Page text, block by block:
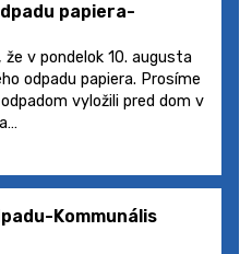
papiera-
v pondelok 10. augusta
odpadu papiera. Prosíme
vyložili pred dom v
Kommunális